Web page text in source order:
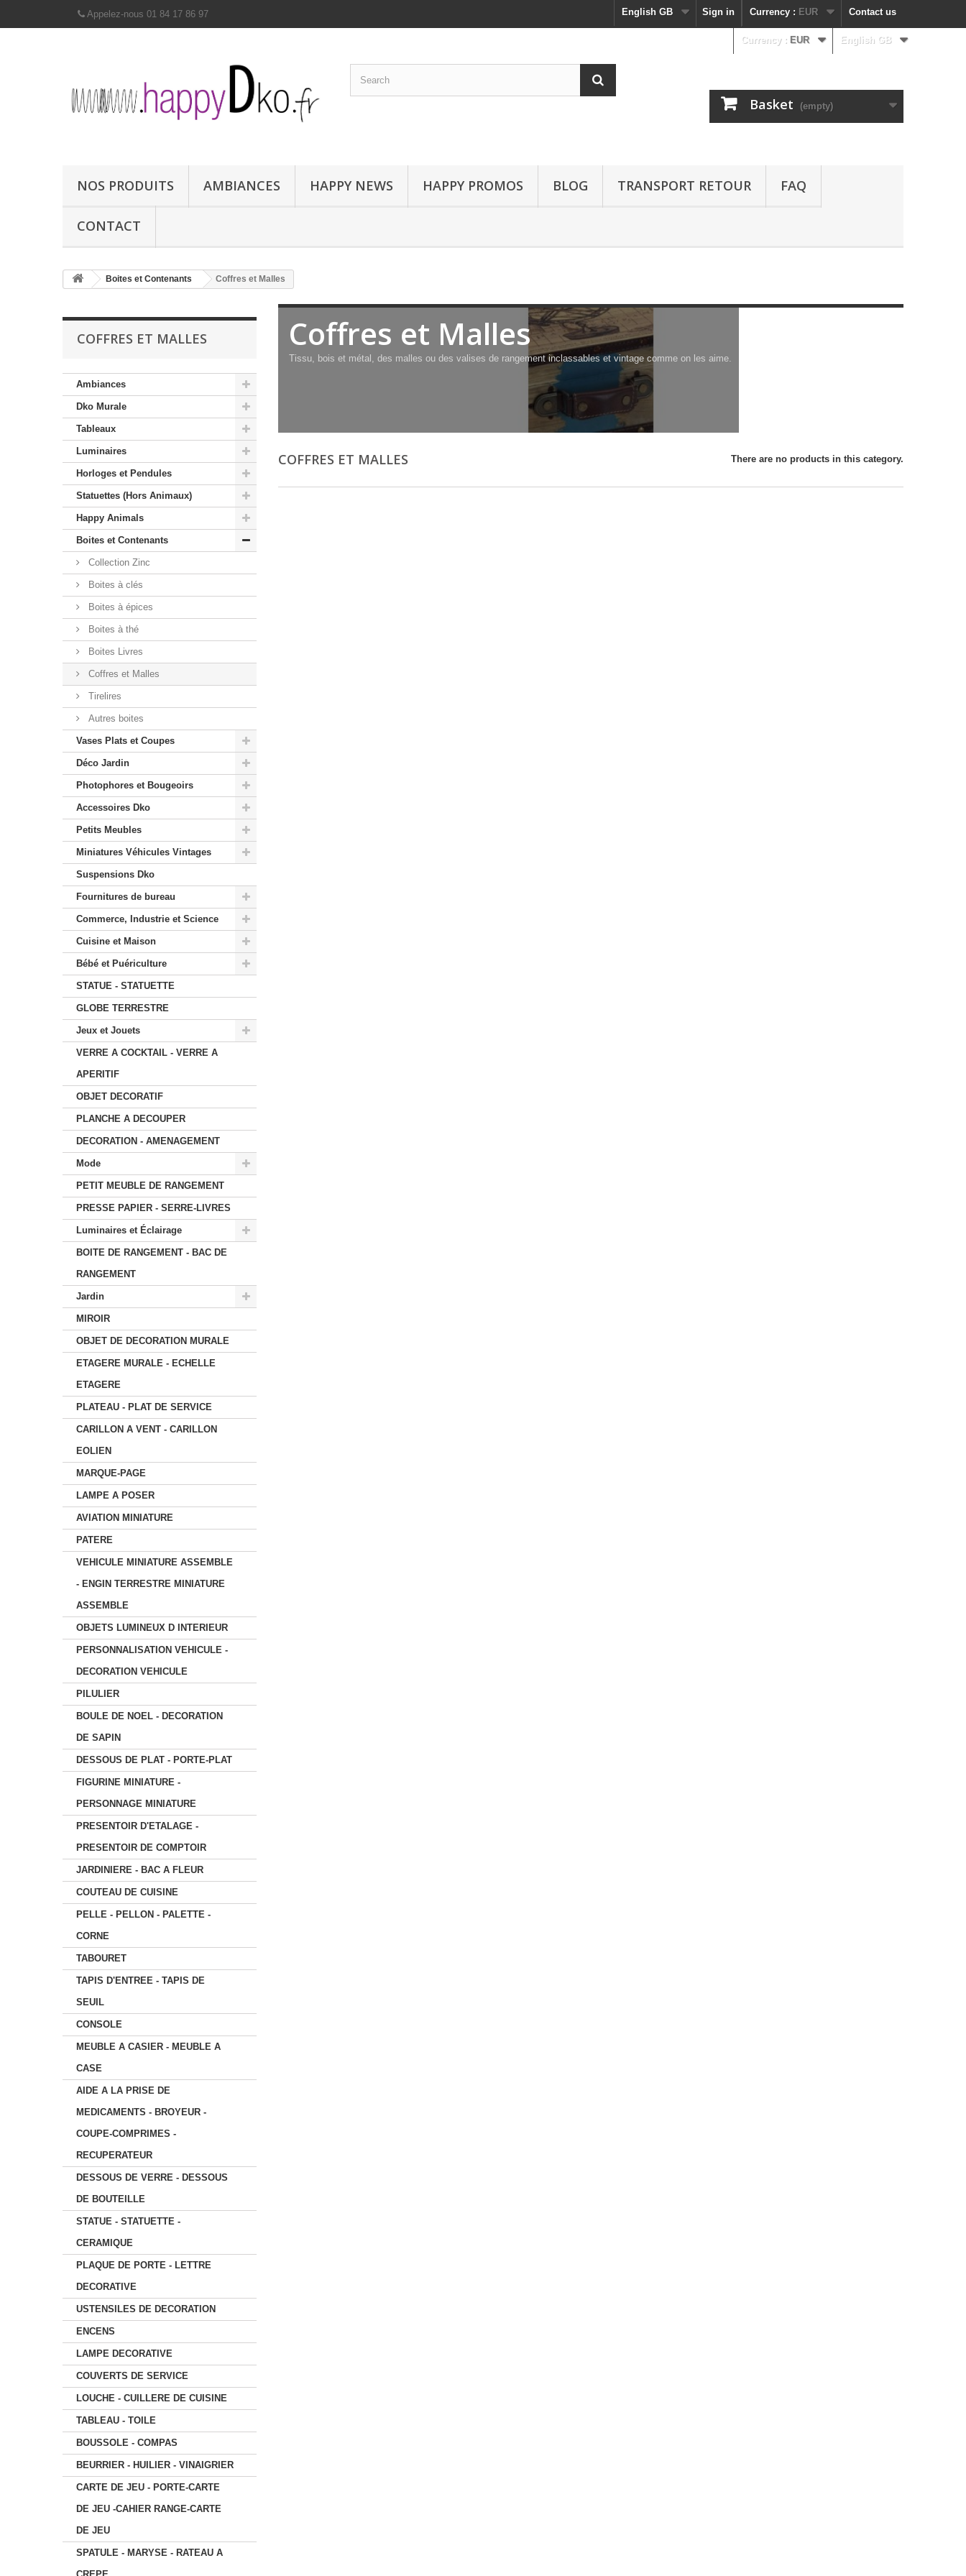
Contact us
Currency : EUR
Appelez-nous 01 84 17 86 97 Sign in
English GB
English GB
Currency : EUR
Basket (empty)
NOS PRODUITS AMBIANCES HAPPY NEWS HAPPY PROMOS BLOG TRANSPORT RETOUR FAQ
CONTACT
Boites et Contenants Coffres et Malles
COFFRES ET MALLES
Ambiances
Dko Murale
Tableaux
Luminaires
Horloges et Pendules
Statuettes (Hors Animaux)
Happy Animals
Boites et Contenants
Collection Zinc
Boites à clés
Boites à épices
Boites à thé
Boites Livres
Coffres et Malles
Tirelires
Autres boites
Vases Plats et Coupes
Déco Jardin
Photophores et Bougeoirs
Accessoires Dko
Petits Meubles
Miniatures Véhicules Vintages
Suspensions Dko
Fournitures de bureau
Commerce, Industrie et Science
Cuisine et Maison
Bébé et Puériculture
STATUE - STATUETTE
GLOBE TERRESTRE
Jeux et Jouets
VERRE A COCKTAIL - VERRE A
APERITIF
OBJET DECORATIF
PLANCHE A DECOUPER
DECORATION - AMENAGEMENT
Mode
PETIT MEUBLE DE RANGEMENT
PRESSE PAPIER - SERRE-LIVRES
Luminaires et Éclairage
BOITE DE RANGEMENT - BAC DE
RANGEMENT
Jardin
MIROIR
OBJET DE DECORATION MURALE
ETAGERE MURALE - ECHELLE
ETAGERE
PLATEAU - PLAT DE SERVICE
CARILLON A VENT - CARILLON
EOLIEN
MARQUE-PAGE
LAMPE A POSER
AVIATION MINIATURE
PATERE
VEHICULE MINIATURE ASSEMBLE
- ENGIN TERRESTRE MINIATURE
ASSEMBLE
OBJETS LUMINEUX D INTERIEUR
PERSONNALISATION VEHICULE -
DECORATION VEHICULE
PILULIER
BOULE DE NOEL - DECORATION
DE SAPIN
DESSOUS DE PLAT - PORTE-PLAT
FIGURINE MINIATURE -
PERSONNAGE MINIATURE
PRESENTOIR D'ETALAGE -
PRESENTOIR DE COMPTOIR
JARDINIERE - BAC A FLEUR
COUTEAU DE CUISINE
PELLE - PELLON - PALETTE -
CORNE
TABOURET
TAPIS D'ENTREE - TAPIS DE
SEUIL
CONSOLE
MEUBLE A CASIER - MEUBLE A
CASE
AIDE A LA PRISE DE
MEDICAMENTS - BROYEUR -
COUPE-COMPRIMES -
RECUPERATEUR
DESSOUS DE VERRE - DESSOUS
DE BOUTEILLE
STATUE - STATUETTE -
CERAMIQUE
PLAQUE DE PORTE - LETTRE
DECORATIVE
USTENSILES DE DECORATION
ENCENS
LAMPE DECORATIVE
COUVERTS DE SERVICE
LOUCHE - CUILLERE DE CUISINE
TABLEAU - TOILE
BOUSSOLE - COMPAS
BEURRIER - HUILIER - VINAIGRIER
CARTE DE JEU - PORTE-CARTE
DE JEU -CAHIER RANGE-CARTE
DE JEU
SPATULE - MARYSE - RATEAU A
Coffres et Malles
Tissu, bois et métal, des malles ou des valises de rangement inclassables et vintage comme on les aime.
COFFRES ET MALLES There are no products in this category.